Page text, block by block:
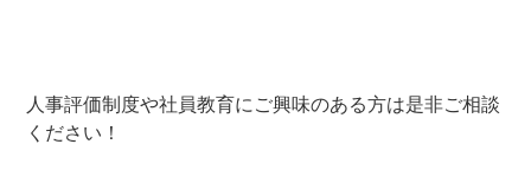
人事評価制度や社員教育にご興味のある方は是非ご相談
ください！